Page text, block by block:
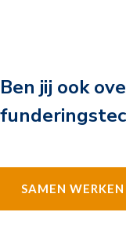
Ben jij ook
SAMEN